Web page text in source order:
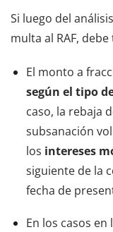
Si luego del
multa al RAF,
El monto a
según el tipo
caso, la rebaja
subsanación
los intereses
siguiente de la
fecha de
En los casos